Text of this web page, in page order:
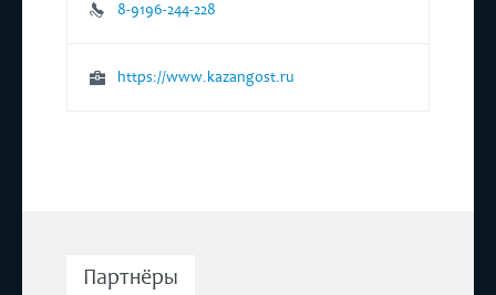
8-9196-244-228
https://www.kazangost.ru
Партнёры